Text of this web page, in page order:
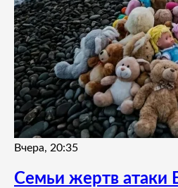
Вчера, 20:35
Семьи жертв атаки